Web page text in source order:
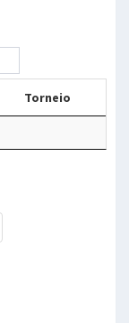
Torneio